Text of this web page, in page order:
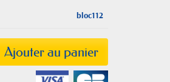
bloc112
Ajouter au panier